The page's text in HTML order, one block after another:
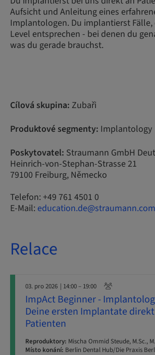
Aufsicht und Anleitung eines
Implantologen. Du implantierst Fälle,
Level entsprechen - bei denen du
was du gerade brauchst.
Cílová skupina: Zubaři
Produktové segmenty: Implantology
Poskytovatel: Straumann GmbH
Heinrich-von-Stephan-Strasse 21
79100 Freiburg, Německo
Telefon: +49 761 4501 0
E-Mail: education.de@straumann.com
Relace
03. pro 2026 | 14:00 – 19:00
ImpAct Beginner -
Deine ersten Implantate
Patienten
Reproduktory: Mischa Ommid Steude, M.Sc.,
Místo konání: Berlin Dental Hub/Die Praxis